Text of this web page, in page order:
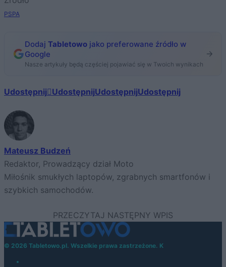
PSPA
Dodaj Tabletowo jako preferowane źródło w
Google
Nasze artykuły będą częściej pojawiać się w Twoich wynikach
Udostępnij UdostępnijUdostępnijUdostępnij
Mateusz Budzeń
Redaktor, Prowadzący dział Moto
Miłośnik smukłych laptopów, zgrabnych smartfonów i
szybkich samochodów.
© 2026 Tabletowo.pl. Wszelkie prawa zastrzeżone. K